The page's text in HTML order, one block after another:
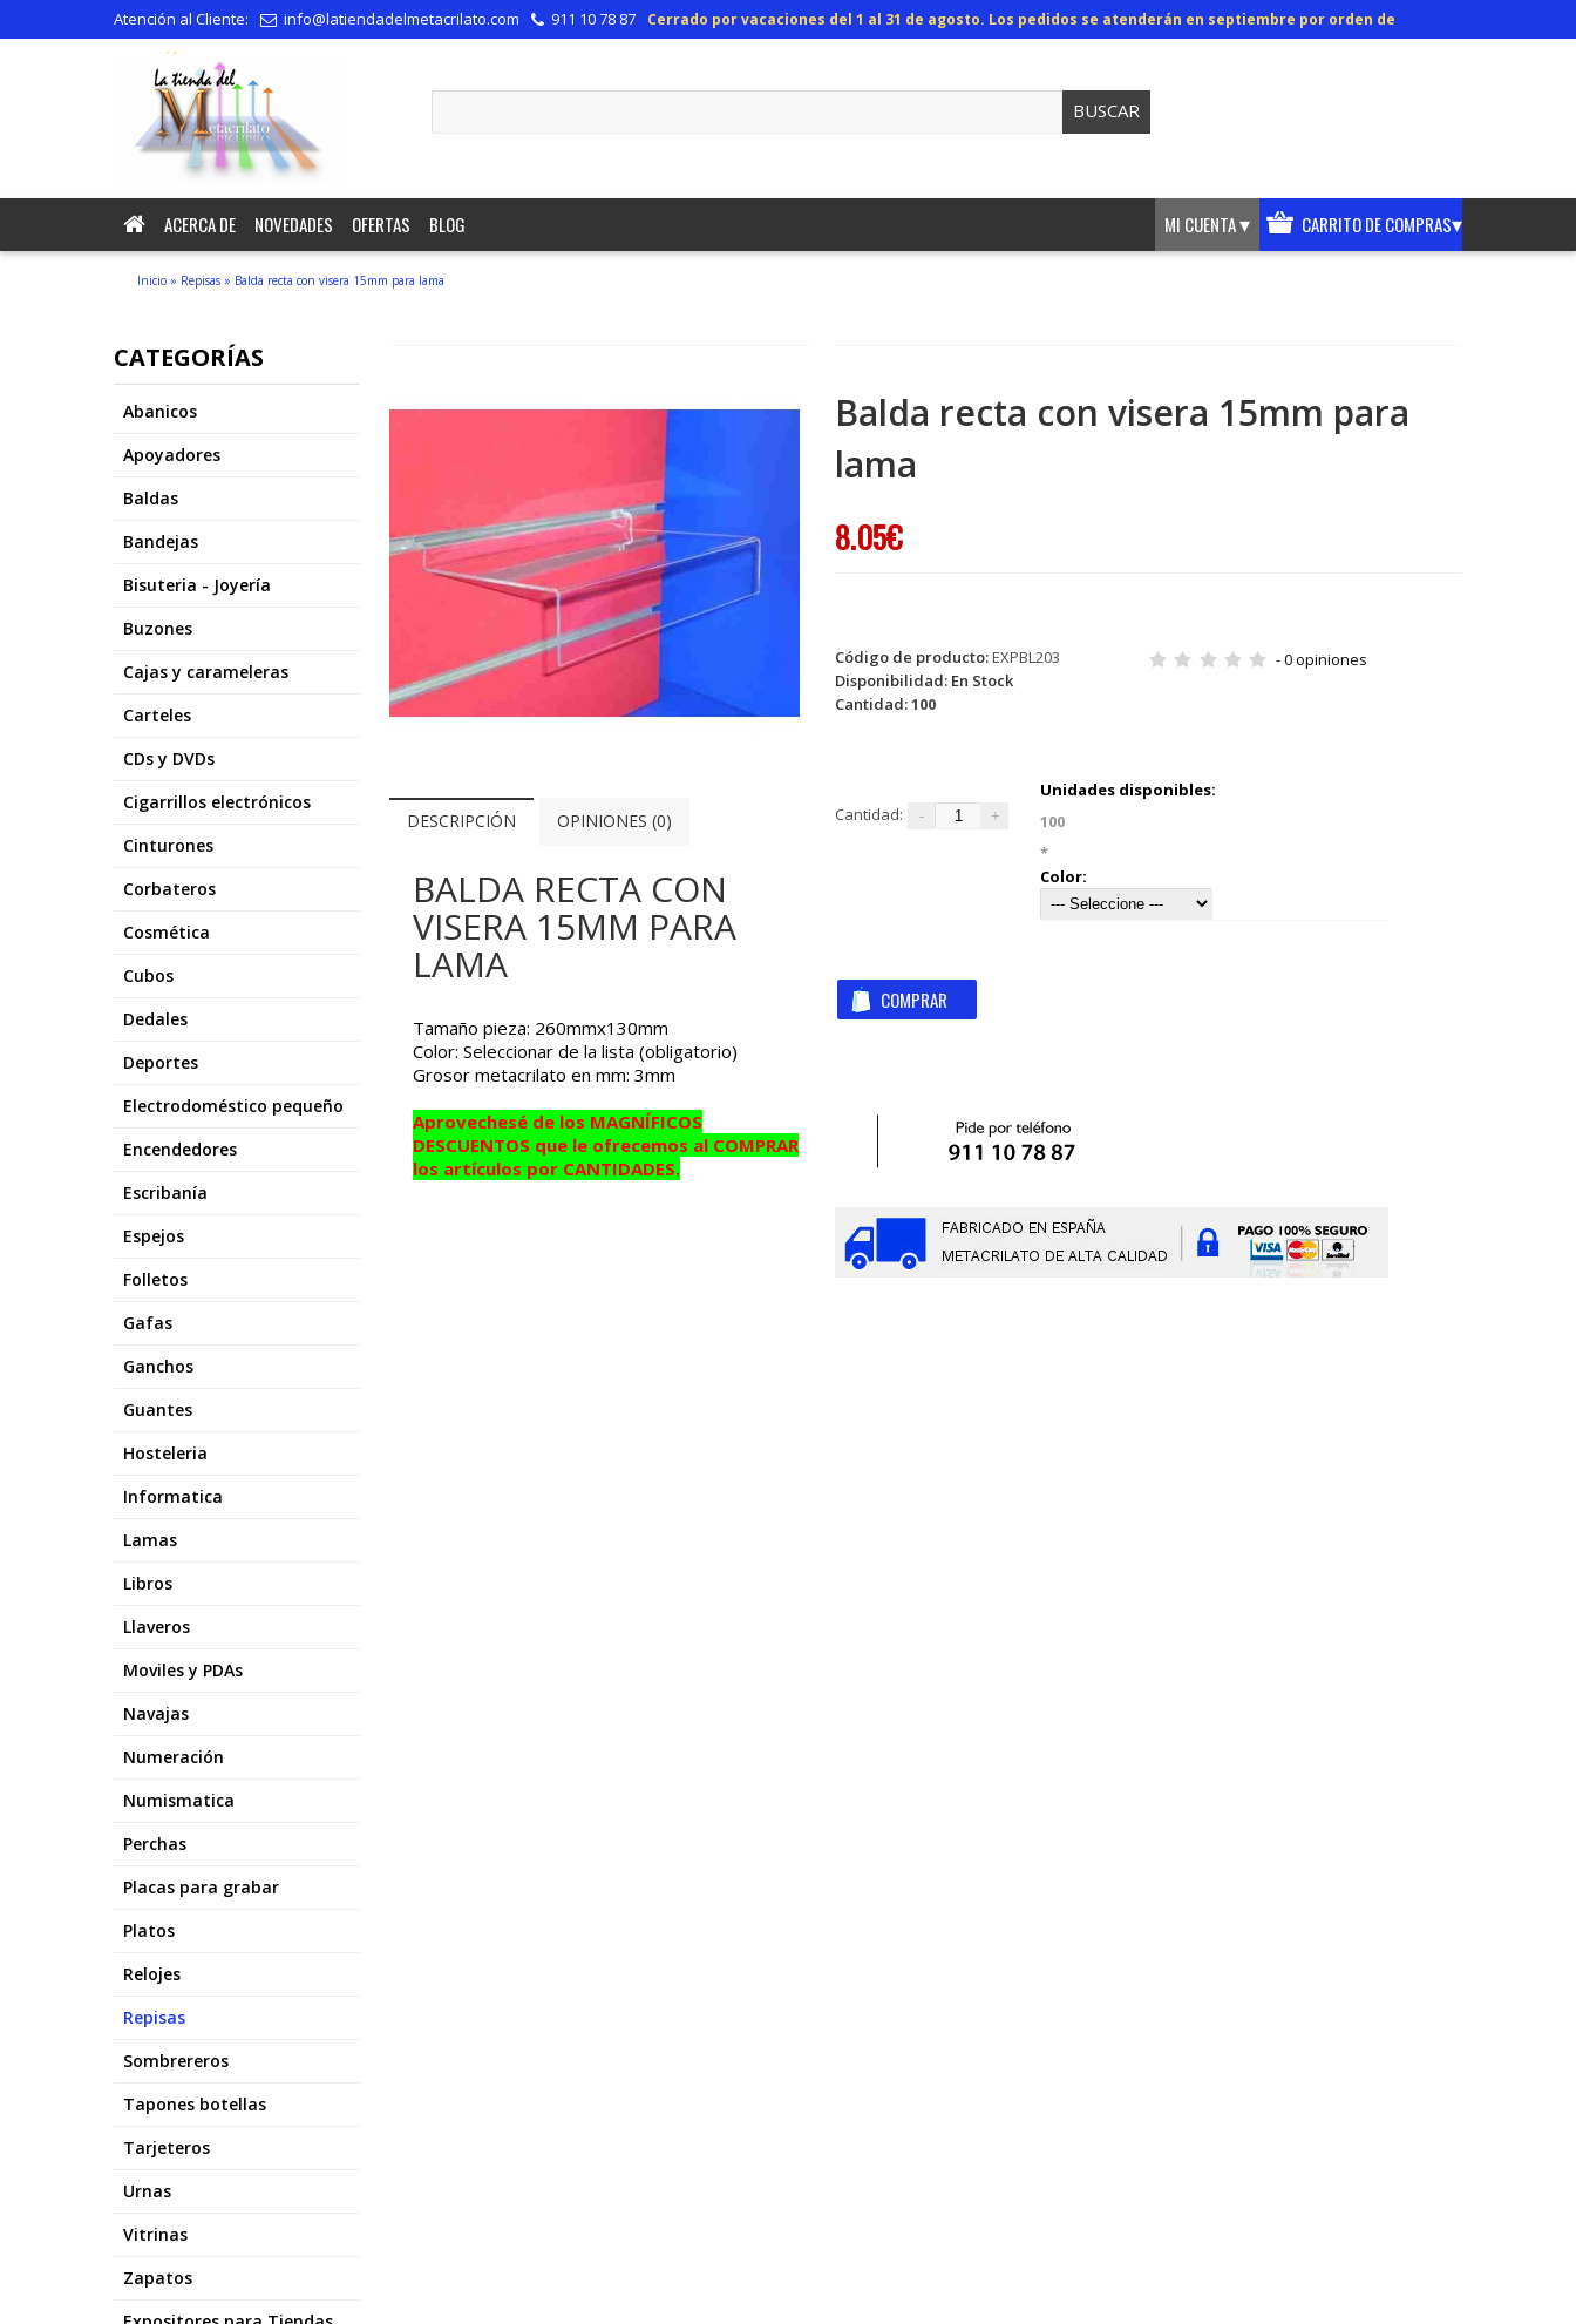
Atención al Cliente: info@latiendadelmetacrilato.com 911 10 78 87
Cerrado por vacaciones del 1 al 31 de agosto. Los pedidos se atenderán en septiembre por orden de
recepción.
BUSCAR
CARRITO DE COMPRAS▾
MI CUENTA▾
ACERCA DE NOVEDADES OFERTAS BLOG
Inicio » Repisas » Balda recta con visera 15mm para lama
CATEGORÍAS
Abanicos
Apoyadores
Baldas
Bandejas
Bisuteria - Joyería
Buzones
Cajas y carameleras
Carteles
CDs y DVDs
Cigarrillos electrónicos
Cinturones
Corbateros
Cosmética
Cubos
Dedales
Deportes
Electrodoméstico pequeño
Encendedores
Escribanía
Espejos
Folletos
Gafas
Ganchos
Guantes
Hosteleria
Informatica
Lamas
Libros
Llaveros
Moviles y PDAs
Navajas
Numeración
Numismatica
Perchas
Placas para grabar
Platos
Relojes
Repisas
Sombrereros
Tapones botellas
Tarjeteros
Urnas
Vitrinas
Zapatos
DESCRIPCIÓN OPINIONES (0)
BALDA RECTA CON
VISERA 15MM PARA
LAMA
Tamaño pieza: 260mmx130mm
Color: Seleccionar de la lista (obligatorio)
Grosor metacrilato en mm: 3mm
Aprovechesé de los MAGNÍFICOS
DESCUENTOS que le ofrecemos al COMPRAR
los artículos por CANTIDADES.
Balda recta con visera 15mm para
lama
8.05€
Código de producto:EXPBL203
Disponibilidad: En Stock
Cantidad:100
- 0 opiniones
Unidades disponibles:
100
*
Color:
Cantidad: